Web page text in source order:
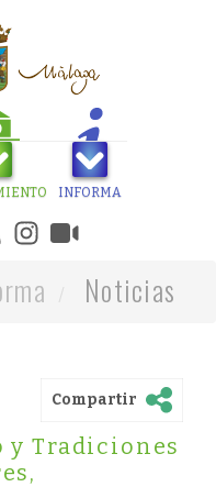
INFORMA
Noticias
Compartir
y Tradiciones
,